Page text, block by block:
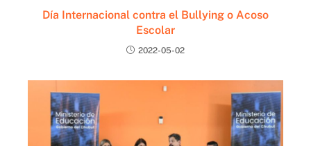
Día Internacional contra el Bullying o Acoso
Escolar
2022-05-02